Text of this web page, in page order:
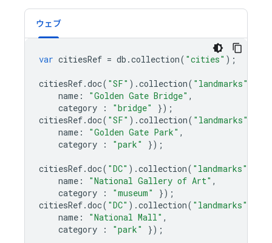
ウェブ
var citiesRef = db .collection( "cities" );
citiesRef.doc( "SF" ) .collection( "landmarks"
name : "Golden Gate Bridge" ,
category
: "bridge"
});
citiesRef.doc( "SF" ) .collection( "landmarks"
name : "Golden Gate Park" ,
category
: "park" });
citiesRef.doc( "DC" ) .collection( "landmarks"
name : "National Gallery of Art" ,
category
: "museum"
});
citiesRef.doc( "DC" ) .collection( "landmarks"
name : "National Mall" ,
category
: "park" });